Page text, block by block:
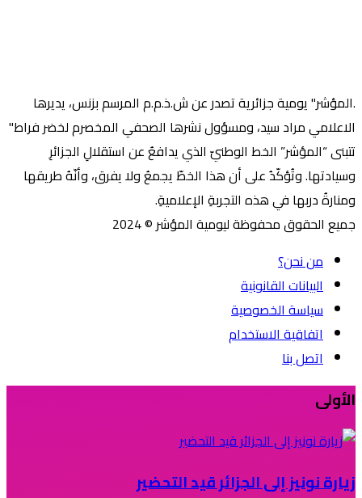
.المؤشر" يومية جزائرية تصدر عن ش.ذ.م.م المرسم بزنس، يديرها
الاعلامي مراد سيد، ومسؤول نشرها الصحفي المخصرم لخضر فراط"
تتبنى “المؤشر” الخط الوطنيّ الذي يدافعُ عن استقلالِ الجزائرِ
وسيادتها. وتُؤكّدُ على أن هذا الخطّ يجمعُ ولا يفرق، وأنّهُ طريقها
ومنارةُ دربها في هذه التجربةِ الإعلاميةِ.
جميع الحقوق محفوظة ليومية المؤشر © 2024
من نحن؟
البيانات القانونية
سياسة الخصوصية
اتفاقية الاستخدام
اتصل بنا
الأولى
زيارة نونيز إلى الجزائر قيد التحضير